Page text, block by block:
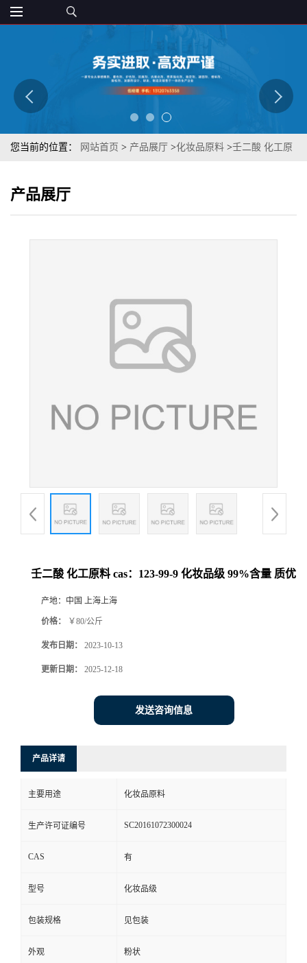
您当前的位置： 网站首页 > 产品展厅 >化妆品原料 >壬二酸 化工原
产品展厅
壬二酸 化工原料 cas：123-99-9 化妆品级 99%含量 质优
产地： 中国 上海上海
价格： ￥80/公斤
发布日期： 2023-10-13
更新日期： 2025-12-18
发送咨询信息
产品详请
主要用途 化妆品原料
生产许可证编号 SC20161072300024
CAS 有
型号 化妆品级
包装规格 见包装
外观 粉状